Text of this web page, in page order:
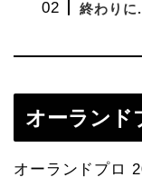
終わりに
オーランド
オーランドプロ